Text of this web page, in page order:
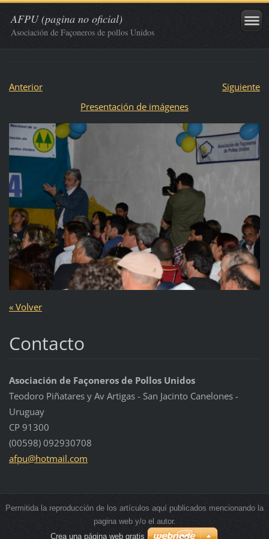
AFPU (pagina no oficial)
Asociación de Façoneros de pollos Unidos
Anterior
Siguiente
Presentación de imágenes
« Volver
Contacto
Asociación de Façoneros de Pollos Unidos
Teodoro Piñatares y Av Artigas - San Jacinto Canelones -
Uruguay
CP 91300
(00598) 092930708
afpu@hotmail.com
Permitida la reproducción de los artículos aquí publicados mencionando la
pagina web y/o el autor.
Crea una página web gratis